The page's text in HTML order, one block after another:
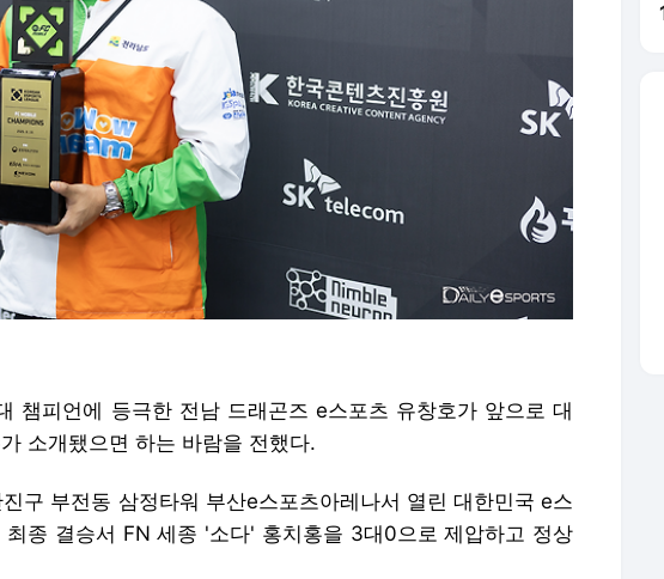
챔피언에 등극한 전남 드래곤즈 e스포츠 유창호가 앞으로 대
소개됐으면 하는 바람을 전했다.
구 부전동 삼정타워 부산e스포츠아레나서 열린 대한민국 e스
최종 결승서 FN 세종 '소다' 홍치홍을 3대0으로 제압하고 정상